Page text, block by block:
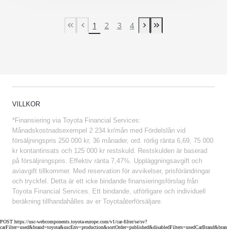
First Page
Previous page
1 2 3 4
Next page
Last Page
VILLKOR
*Finansiering via Toyota Financial Services:
Månadskostnadsexempel 2 234 kr/mån med Fördelslån vid
försäljningspris 250 000 kr, 36 månader, ord. rörlig ränta 6,69, 75 000
kr kontantinsats och 125 000 kr restskuld. Restskulden är baserad
på försäljningspris. Effektiv ränta 7,47%. Uppläggningsavgift och
aviavgift tillkommer. Med reservation för avvikelser, prisförändringar
och tryckfel. Detta är ett icke bindande finansieringsförslag från
Toyota Financial Services. Ett bindande, utförligare och individuell
beräkning tillhandahålles av er Toyotaåterförsäljare.
POST https://usc-webcomponents.toyota-europe.com/v1/car-filter/se/sv?